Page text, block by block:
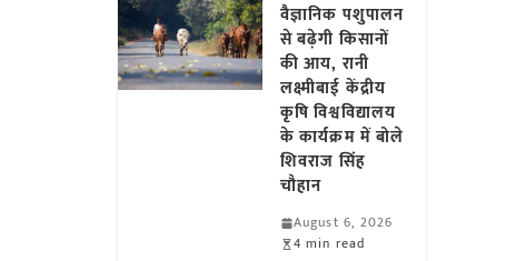
वैज्ञानिक पशुपालन
से बढ़ेगी किसानों
की आय, रानी
लक्ष्मीबाई केंद्रीय
कृषि विश्वविद्यालय
के कार्यक्रम में बोले
शिवराज सिंह
चौहान
August 6, 2026
4 min read